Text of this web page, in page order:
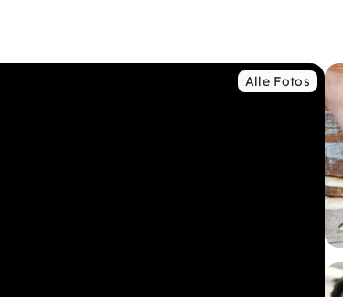
Alle Fotos